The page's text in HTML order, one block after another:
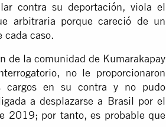
contra su deportación, viola el
arbitraria porque careció de un
caso.
de la comunidad de Kumarakapay
no le proporcionaron
en su contra y no pudo
a desplazarse a Brasil por el
2019; por tanto, es probable que